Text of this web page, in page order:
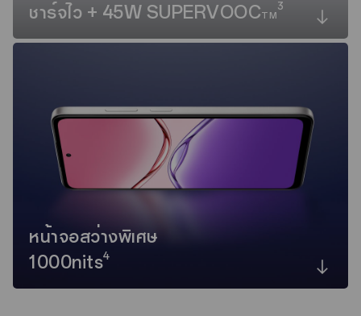
ชาร์จไว + 45W SUPERVOOCTM
3
หน้าจอสว่างพิเศษ
1000nits4